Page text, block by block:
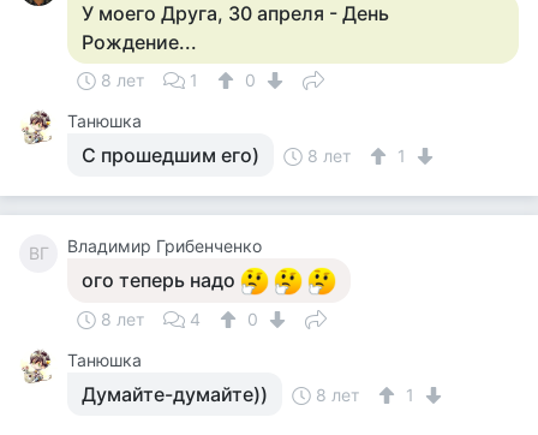
У моего Друга, 30 апреля - День
Рождение...
8 лет 1
0
Танюшка
С прошедшим его) 8 лет 1
ВГ Владимир Грибенченко
ого теперь надо
8 лет 4
0
Танюшка
Думайте-думайте)) 8 лет 1